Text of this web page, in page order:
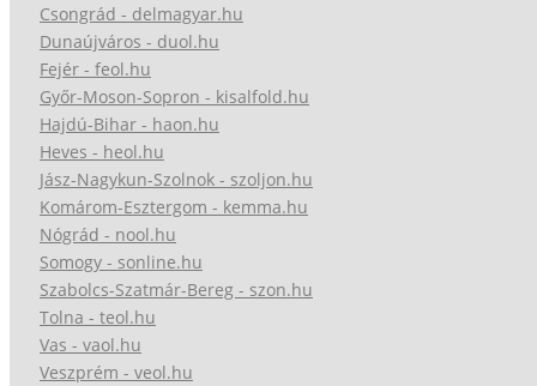
Csongrád - delmagyar.hu
Dunaújváros - duol.hu
Fejér - feol.hu
Győr-Moson-Sopron - kisalfold.hu
Hajdú-Bihar - haon.hu
Heves - heol.hu
Jász-Nagykun-Szolnok - szoljon.hu
Komárom-Esztergom - kemma.hu
Nógrád - nool.hu
Somogy - sonline.hu
Szabolcs-Szatmár-Bereg - szon.hu
Tolna - teol.hu
Vas - vaol.hu
Veszprém - veol.hu